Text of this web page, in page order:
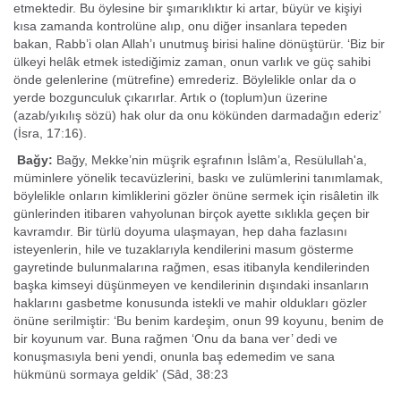
etmektedir. Bu öylesine bir şımarıklıktır ki artar, büyür ve kişiyi
kısa zamanda kontrolüne alıp, onu diğer insanlara tepeden
bakan, Rabb’i olan Allah’ı unutmuş birisi haline dönüştürür. ‘Biz bir
ülkeyi helâk etmek istediğimiz zaman, onun varlık ve güç sahibi
önde gelenlerine (mütrefine) emrederiz. Böylelikle onlar da o
yerde bozgunculuk çıkarırlar. Artık o (toplum)un üzerine
(azab/yıkılış sözü) hak olur da onu kökünden darmadağın ederiz’
(İsra, 17:16).
Bağy: Bağy, Mekke’nin müşrik eşrafının İslâm’a, Resülullah'a,
müminlere yönelik tecavüzlerini, baskı ve zulümlerini tanımlamak,
böylelikle onların kimliklerini gözler önüne sermek için risâletin ilk
günlerinden itibaren vahyolunan birçok ayette sıklıkla geçen bir
kavramdır. Bir türlü doyuma ulaşmayan, hep daha fazlasını
isteyenlerin, hile ve tuzaklarıyla kendilerini masum gösterme
gayretinde bulunmalarına rağmen, esas itibanyla kendilerinden
başka kimseyi düşünmeyen ve kendilerinin dışındaki insanların
haklarını gasbetme konusunda istekli ve mahir oldukları gözler
önüne serilmiştir: ‘Bu benim kardeşim, onun 99 koyunu, benim de
bir koyunum var. Buna rağmen ‘Onu da bana ver’ dedi ve
konuşmasıyla beni yendi, onunla baş edemedim ve sana
hükmünü sormaya geldik' (Sâd, 38:23